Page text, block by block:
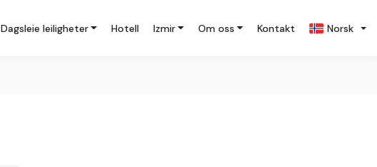
Dagsleie leiligheter Hotell Izmir Om oss Kontakt Norsk